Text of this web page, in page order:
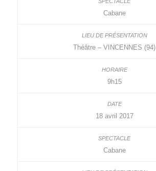
Cabane
Théâtre – VINCENNES (94)
9h15
18 avril 2017
Cabane